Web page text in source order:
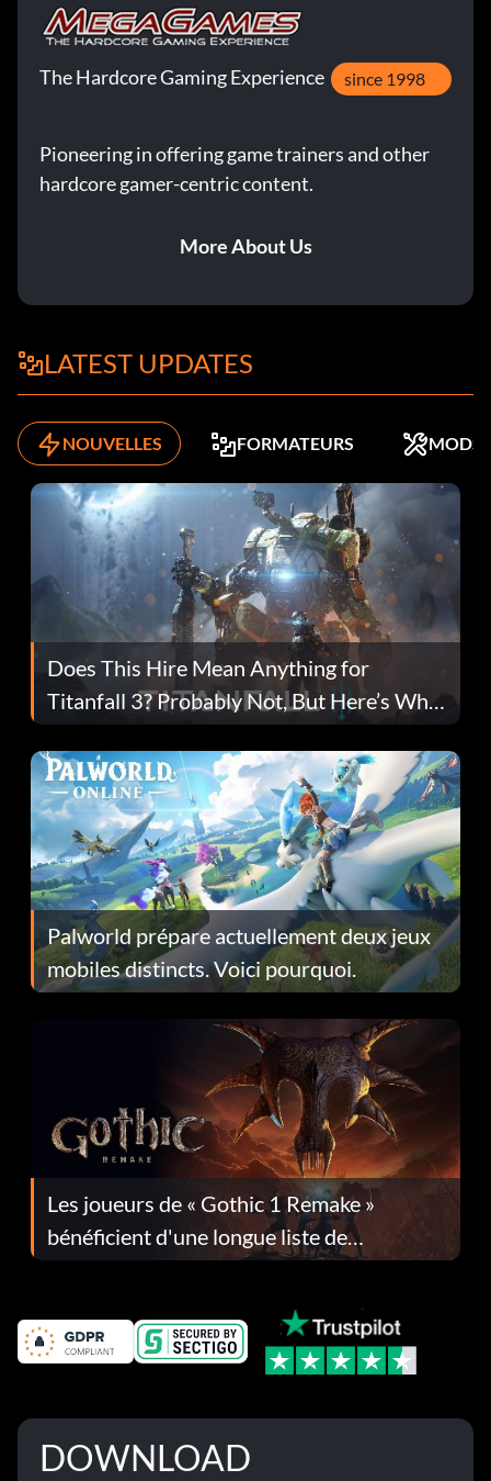
The Hardcore Gaming Experience since 1998
Pioneering in offering game trainers and other
hardcore gamer-centric content.
More About Us
LATEST UPDATES
NOUVELLES FORMATEURS MODS
Does This Hire Mean Anything for
Titanfall 3? Probably Not, But Here’s Why
Fans Are Hopeful
Palworld prépare actuellement deux jeux
mobiles distincts. Voici pourquoi.
Les joueurs de « Gothic 1 Remake »
bénéficient d'une longue liste de
corrections dans la mise à jour 1.0.4
DOWNLOAD